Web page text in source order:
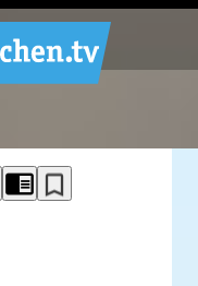
chrome_reader_mode bookmark_border